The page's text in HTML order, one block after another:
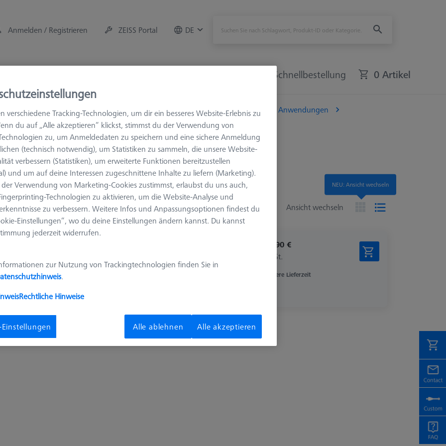
Anmelden / Registrieren ZEISS Portal DE
Schnellbestellung 0 Artikel
Aufspannmittel Taktile Anwendungen
OmniFix für optisch-taktile Anwendungen
OI
Ansicht wechseln
Ergebnisse sortieren
Empfohlen
435430-9110-000
2.816,90 €
zzgl. USt.
Längere Lieferzeit
NEU: Ansicht wechseln
verschiedene Tracking-Technologien, um dir ein besseres Website-Erlebnis zu
du auf „Alle akzeptieren“ klickst, stimmst du der Verwendung von
zu, um Anmeldedaten zu speichern und eine sichere Anmeldung
(technisch notwendig), um Statistiken zu sammeln, die unsere Website-
verbessern (Statistiken), um erweiterte Funktionen bereitzustellen
und um auf deine Interessen zugeschnittene Inhalte zu liefern (Marketing).
Verwendung von Marketing-Cookies zustimmst, erlaubst du uns auch,
Technologien zu aktivieren, um die Website-Analyse und
zu verbessern. Weitere Infos und Anpassungsoptionen findest du
Einstellungen“, wo du deine Einstellungen ändern kannst. Du kannst
jederzeit widerrufen.
zur Nutzung von Trackingtechnologien finden Sie in
.
Rechtliche Hinweise
Alle ablehnen Alle akzeptieren